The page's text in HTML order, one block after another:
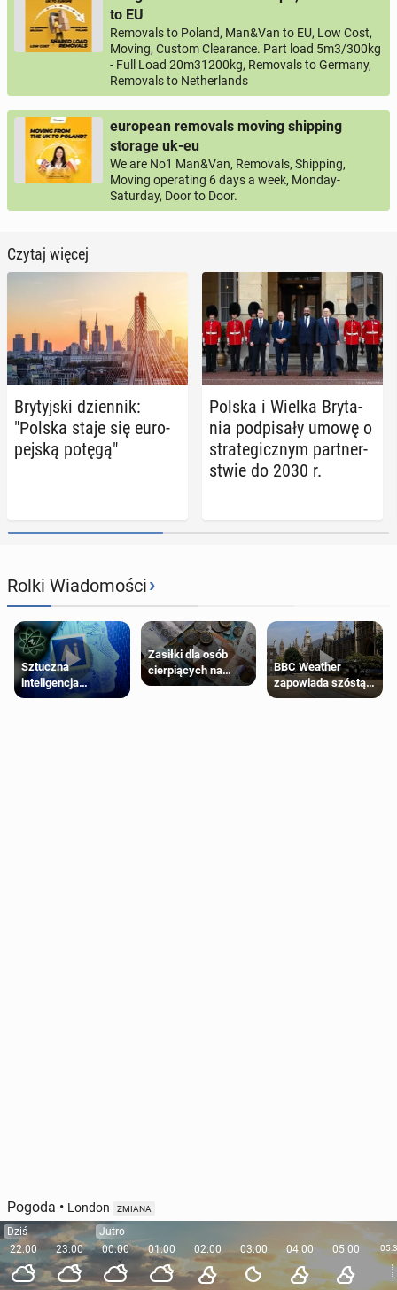
to EU
Removals to Poland, Man&Van to EU, Low Cost,
Moving, Custom Clearance. Part load 5m3/300kg
- Full Load 20m31200kg, Removals to Germany,
Removals to Netherlands
european removals moving shipping
storage uk-eu
We are No1 Man&Van, Removals, Shipping,
Moving operating 6 days a week, Monday-
Saturday, Door to Door.
Czytaj więcej
Bry­tyj­ski dzien­nik:
"Polska staje się eu­ro­
pej­ską potęgą"
Polska i Wielka Bry­ta­
nia pod­pi­sa­ły umowę o
stra­te­gicz­nym part­ner­
stwie do 2030 r.
Rolki Wiadomości›
Sztuczna
inteligencja
próbowała oszukać
Zasiłki dla osób
cierpiących na
schorzenia
BBC Weather
zapowiada szóstą
falę upałów w
Pogoda • London ZMIANA
Dziś
22:00
23:00
Jutro
00:00
01:00 02:00 03:00 04:00 05:00